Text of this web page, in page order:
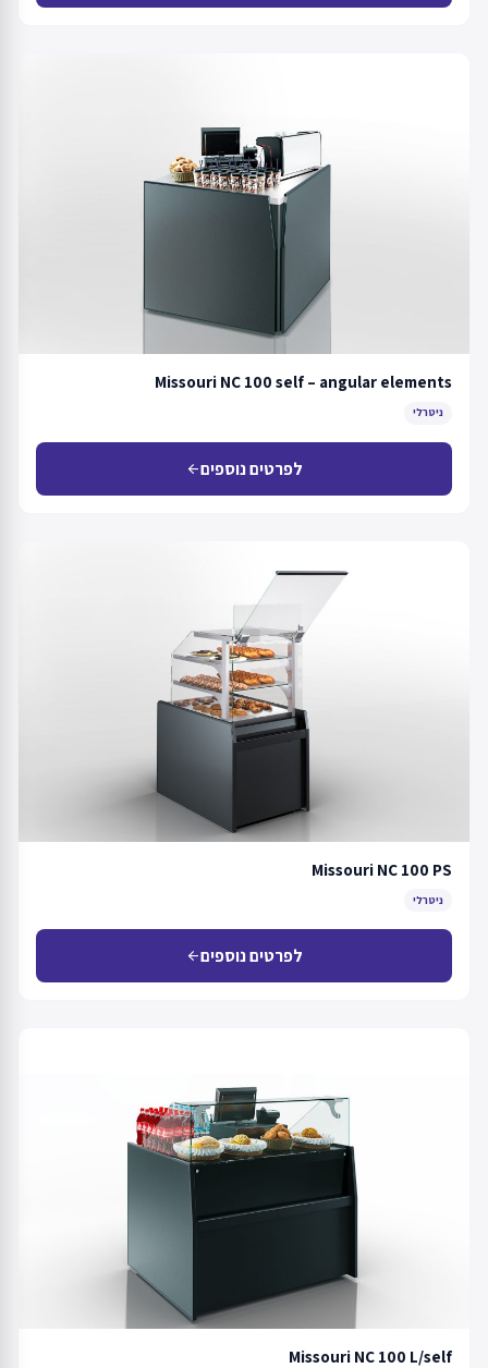
Missouri NC 100 self – angular elements
ניטרלי
לפרטים נוספיםarrow_back
Missouri NC 100 PS
ניטרלי
לפרטים נוספיםarrow_back
Missouri NC 100 L/self